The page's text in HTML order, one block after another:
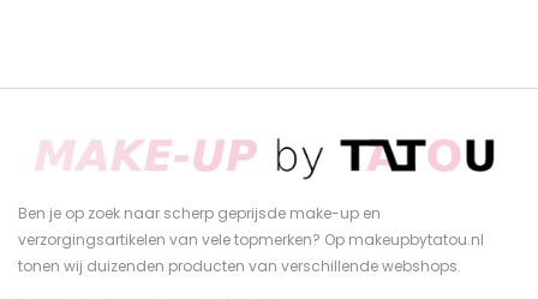
Ben je op zoek naar scherp geprijsde make-up en
verzorgingsartikelen van vele topmerken? Op makeupbytatou.nl
tonen wij duizenden producten van verschillende webshops.